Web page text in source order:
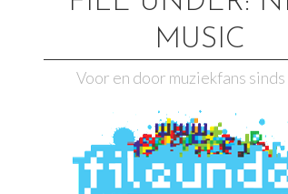
MUSIC
Voor en door muziekfans